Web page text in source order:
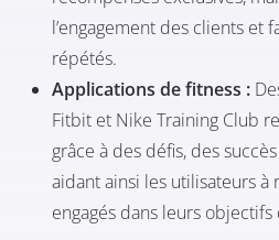
l’engagement des clients et
répétés.
Applications de fitness :
Fitbit et Nike Training Club
grâce à des défis, des
aidant ainsi les utilisateurs à
engagés dans leurs